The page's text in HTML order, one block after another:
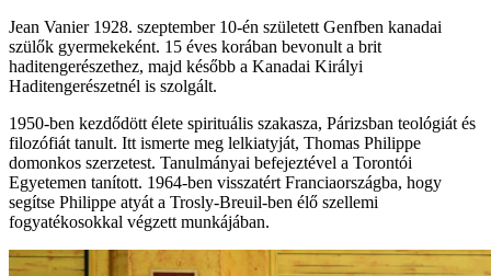
Jean Vanier 1928. szeptember 10-én született Genfben kanadai
szülők gyermekeként. 15 éves korában bevonult a brit
haditengerészethez, majd később a Kanadai Királyi
Haditengerészetnél is szolgált.
1950-ben kezdődött élete spirituális szakasza, Párizsban teológiát és
filozófiát tanult. Itt ismerte meg lelkiatyját, Thomas Philippe
domonkos szerzetest. Tanulmányai befejeztével a Torontói
Egyetemen tanított. 1964-ben visszatért Franciaországba, hogy
segítse Philippe atyát a Trosly-Breuil-ben élő szellemi
fogyatékosokkal végzett munkájában.